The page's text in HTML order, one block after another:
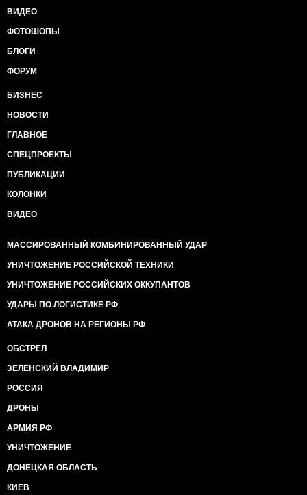
ВИДЕО
ФОТОШОПЫ
БЛОГИ
ФОРУМ
БИЗНЕС
НОВОСТИ
ГЛАВНОЕ
СПЕЦПРОЕКТЫ
ПУБЛИКАЦИИ
КОЛОНКИ
ВИДЕО
МАССИРОВАННЫЙ КОМБИНИРОВАННЫЙ УДАР
УНИЧТОЖЕНИЕ РОССИЙСКОЙ ТЕХНИКИ
УНИЧТОЖЕНИЕ РОССИЙСКИХ ОККУПАНТОВ
УДАРЫ ПО ЛОГИСТИКЕ РФ
АТАКА ДРОНОВ НА РЕГИОНЫ РФ
ОБСТРЕЛ
ЗЕЛЕНСКИЙ ВЛАДИМИР
РОССИЯ
ДРОНЫ
АРМИЯ РФ
УНИЧТОЖЕНИЕ
ДОНЕЦКАЯ ОБЛАСТЬ
КИЕВ